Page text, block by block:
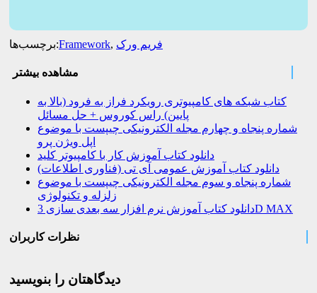
برچسب‌ها:Framework, فریم ورک
مشاهده بیشتر
کتاب شبکه های کامپیوتری رویکرد فراز به فرود (بالا به
پایین) راس کوروس + حل مسائل
شماره پنجاه و چهارم مجله الکترونیکی چیپست با موضوع
اپل ویژن پرو
دانلود کتاب آموزش کار با کامپیوتر کلید
دانلود کتاب آموزش عمومی آی تی (فناوری اطلاعات)
شماره پنجاه و سوم مجله الکترونیکی چیپست با موضوع
زلزله و تکنولوژی
دانلود کتاب آموزش نرم افزار سه بعدی سازی 3D MAX
نظرات کاربران
دیدگاهتان را بنویسید